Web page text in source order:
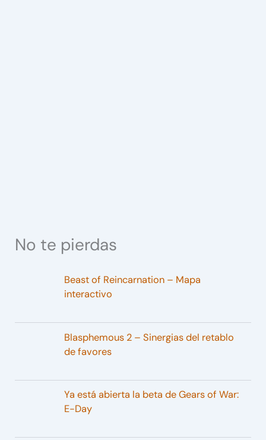
No te pierdas
Beast of Reincarnation – Mapa
interactivo
Blasphemous 2 – Sinergias del retablo
de favores
Ya está abierta la beta de Gears of War:
E-Day